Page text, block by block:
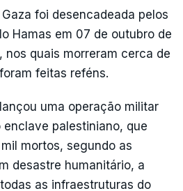
foi desencadeada pelos
Hamas em 07 de outubro de
nos quais morreram cerca de
feitas reféns.
uma operação militar
palestiniano, que
mortos, segundo as
desastre humanitário, a
as infraestruturas do